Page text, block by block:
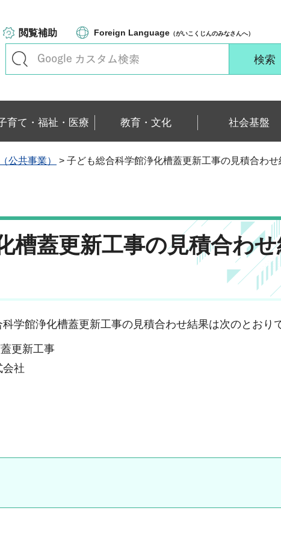
閲覧補助 Foreign Language （がいこくじんのみなさんへ）
育て・福祉・医療 教育・文化 社会基盤
公共事業） > 子ども総合科学館浄化槽蓋更新工事の見積合わ
槽蓋更新工事の見積合わ
学館浄化槽蓋更新工事の見積合わせ結果は次のとおり
更新工事
社